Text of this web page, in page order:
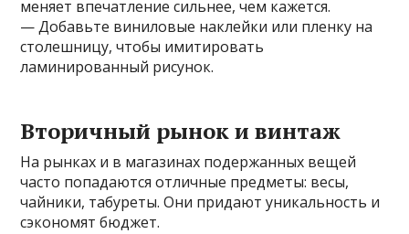
меняет впечатление сильнее, чем кажется.
— Добавьте виниловые наклейки или пленку на
столешницу, чтобы имитировать
ламинированный рисунок.
Вторичный рынок и винтаж
На рынках и в магазинах подержанных вещей
часто попадаются отличные предметы: весы,
чайники, табуреты. Они придают уникальность и
сэкономят бюджет.